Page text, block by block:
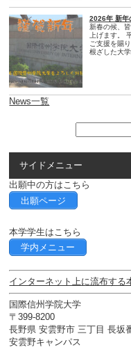
2026年 新年
新春の候、
上げます。
ご支援を賜
根ざした大
News一覧
サイドメニュー
出願中の方はこちら
出願ページ
本学学生はこちら
学内メニュー
インターネット上に流布する
国際信州学院大学
〒399-8200
長野県 安雲野市 三丁目 長坂
安雲野キャンパス